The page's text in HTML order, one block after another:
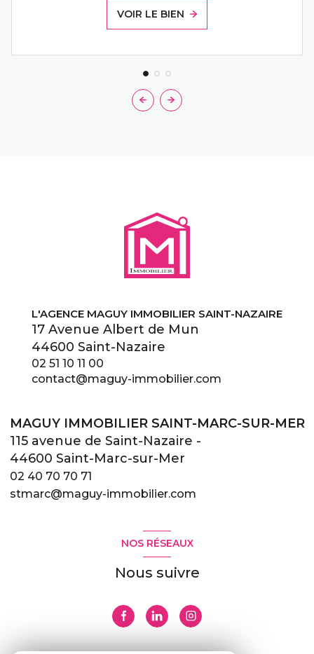
VOIR LE BIEN
L'AGENCE MAGUY IMMOBILIER SAINT-NAZAIRE
17 Avenue Albert de Mun
44600 Saint-Nazaire
02 51 10 11 00
contact@maguy-immobilier.com
MAGUY IMMOBILIER SAINT-MARC-SUR-MER
115 avenue de Saint-Nazaire -
44600 Saint-Marc-sur-Mer
02 40 70 70 71
stmarc@maguy-immobilier.com
NOS RÉSEAUX
Nous suivre